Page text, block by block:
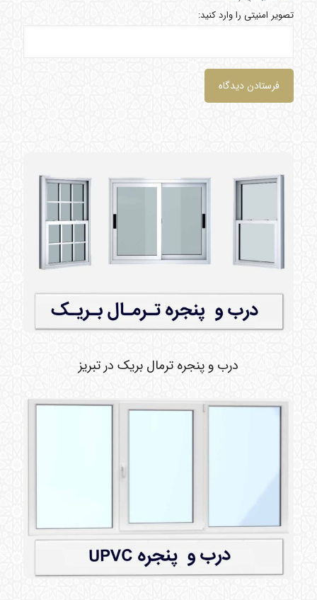
تصویر امنیتی را وارد کنید:
درب و پنجره ترمال بریک در تبریز